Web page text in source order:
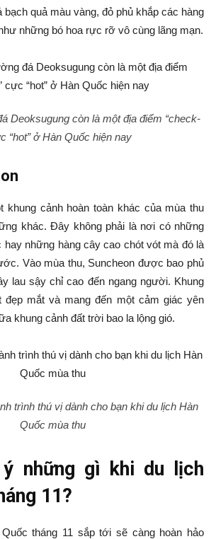
quả màu vàng, đỏ phủ khắp các hàng
những bó hoa rực rỡ vô cùng lãng mạn.
Deoksugung còn là một địa điểm “check-
“hot” ở Hàn Quốc hiện nay
khung cảnh hoàn toàn khác của mùa thu
khác. Đây không phải là nơi có những
hay những hàng cây cao chót vót mà đó là
Vào mùa thu, Suncheon được bao phủ
lau sậy chỉ cao đến ngang người. Khung
đẹp mắt và mang đến một cảm giác yên
khung cảnh đất trời bao la lộng gió.
trình thú vị dành cho bạn khi du lịch Hàn
Quốc mùa thu
những gì khi du lịch
11?
tháng 11 sắp tới sẽ càng hoàn hảo